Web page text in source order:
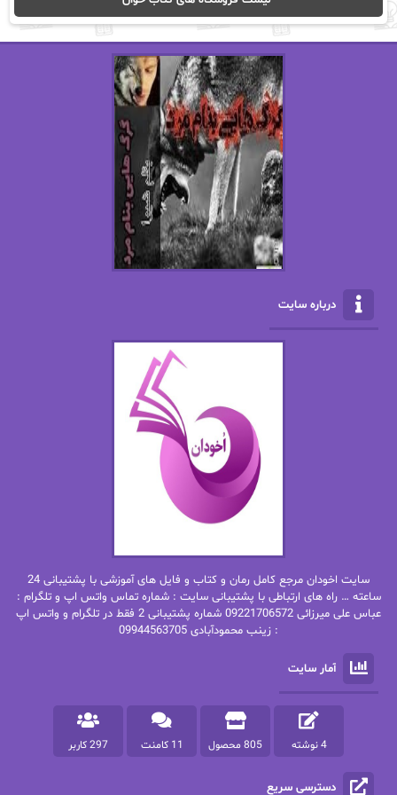
اریک مورگنشترن از نیلوفر لاری
استل مسکم
اصغر زاده
اکرم محمدی
الف صاد
الکساندر دوما
الناز پاکپور‌
الناز محمدی
امیر فرهی
باران
بهار سلطانی
بهاره شیرازی
بهاره.م
بیتا فرخی
پاتریشیا ویلسون پرتو فرهمند
پرستو اسحقی
پرستو مهاجر
پرهام رسولی
پروانه قدیمی پروانه محمدی
پریسا شکور(طوفان خاموش)
درباره سایت
سایت اخودان مرجع کامل رمان و کتاب و فایل های آموزشی با پشتیبانی 24
ساعته … راه های ارتباطی با پشتیبانی سایت : شماره تماس واتس اپ و تلگرام :
عباس علی میرزائی 09221706572 شماره پشتیبانی 2 فقط در تلگرام و واتس اپ
: زینب محمودآبادی 09944563705
آمار سایت
4 نوشته 805 محصول 11 کامنت 297 کاربر
دسترسی سریع